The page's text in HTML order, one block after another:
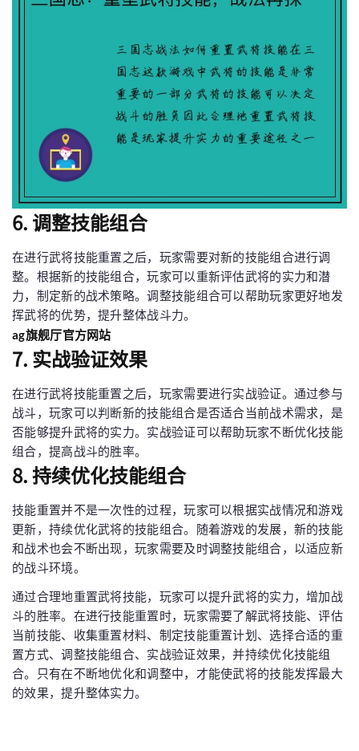
6. 调整技能组合
在进行武将技能重置之后，玩家需要对新的技能组合进行调
整。根据新的技能组合，玩家可以重新评估武将的实力和潜
力，制定新的战术策略。调整技能组合可以帮助玩家更好地发
挥武将的优势，提升整体战斗力。
ag旗舰厅官方网站
7. 实战验证效果
在进行武将技能重置之后，玩家需要进行实战验证。通过参与
战斗，玩家可以判断新的技能组合是否适合当前战术需求，是
否能够提升武将的实力。实战验证可以帮助玩家不断优化技能
组合，提高战斗的胜率。
8. 持续优化技能组合
技能重置并不是一次性的过程，玩家可以根据实战情况和游戏
更新，持续优化武将的技能组合。随着游戏的发展，新的技能
和战术也会不断出现，玩家需要及时调整技能组合，以适应新
的战斗环境。
通过合理地重置武将技能，玩家可以提升武将的实力，增加战
斗的胜率。在进行技能重置时，玩家需要了解武将技能、评估
当前技能、收集重置材料、制定技能重置计划、选择合适的重
置方式、调整技能组合、实战验证效果，并持续优化技能组
合。只有在不断地优化和调整中，才能使武将的技能发挥最大
的效果，提升整体实力。